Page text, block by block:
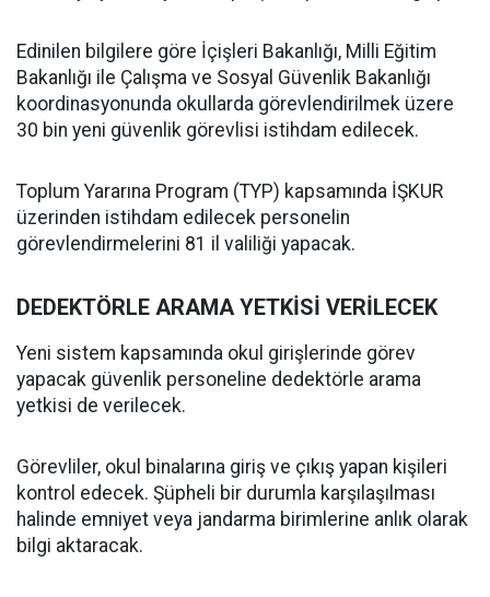
Edinilen bilgilere göre İçişleri Bakanlığı, Milli Eğitim
Bakanlığı ile Çalışma ve Sosyal Güvenlik Bakanlığı
koordinasyonunda okullarda görevlendirilmek üzere
30 bin yeni güvenlik görevlisi istihdam edilecek.
Toplum Yararına Program (TYP) kapsamında İŞKUR
üzerinden istihdam edilecek personelin
görevlendirmelerini 81 il valiliği yapacak.
DEDEKTÖRLE ARAMA YETKİSİ VERİLECEK
Yeni sistem kapsamında okul girişlerinde görev
yapacak güvenlik personeline dedektörle arama
yetkisi de verilecek.
Görevliler, okul binalarına giriş ve çıkış yapan kişileri
kontrol edecek. Şüpheli bir durumla karşılaşılması
halinde emniyet veya jandarma birimlerine anlık olarak
bilgi aktaracak.